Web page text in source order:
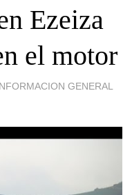
Ezeiza
el motor
GENERAL